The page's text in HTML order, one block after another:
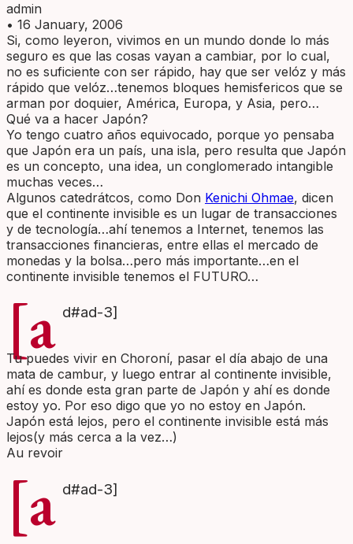
admin
• 16 January, 2006
Si, como leyeron, vivimos en un mundo donde lo más
seguro es que las cosas vayan a cambiar, por lo cual,
no es suficiente con ser rápido, hay que ser velóz y más
rápido que velóz…tenemos bloques hemisfericos que se
arman por doquier, América, Europa, y Asia, pero…
Qué va a hacer Japón?
Yo tengo cuatro años equivocado, porque yo pensaba
que Japón era un país, una isla, pero resulta que Japón
es un concepto, una idea, un conglomerado intangible
muchas veces…
Algunos catedrátcos, como Don Kenichi Ohmae, dicen
que el continente invisible es un lugar de transacciones
y de tecnología…ahí tenemos a Internet, tenemos las
transacciones financieras, entre ellas el mercado de
monedas y la bolsa…pero más importante…en el
continente invisible tenemos el FUTURO…
[a d#ad-3]
Tu puedes vivir en Choroní, pasar el día abajo de una
mata de cambur, y luego entrar al continente invisible,
ahí es donde esta gran parte de Japón y ahí es donde
estoy yo. Por eso digo que yo no estoy en Japón.
Japón está lejos, pero el continente invisible está más
lejos(y más cerca a la vez…)
Au revoir
[a d#ad-3]